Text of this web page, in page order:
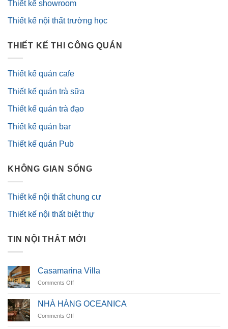
Thiết kế showroom
Thiết kế nội thất trường học
THIẾT KẾ THI CÔNG QUÁN
Thiết kế quán cafe
Thiết kế quán trà sữa
Thiết kế quán trà đạo
Thiết kế quán bar
Thiết kế quán Pub
KHÔNG GIAN SỐNG
Thiết kế nội thất chung cư
Thiết kế nội thất biệt thự
TIN NỘI THẤT MỚI
Casamarina Villa
Comments Offon
Villa
NHÀ HÀNG OCEANICA
Comments Offon